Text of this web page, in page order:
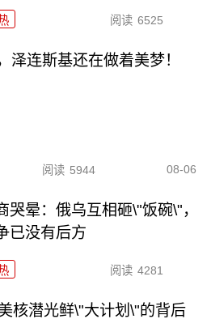
阅读 6525
泽连斯基还在做着美梦！
阅读 5944 08-06
哭晕：俄乌互相砸\"饭碗\"，
已没有后方
阅读 4281
核潜光鲜\"大计划\"的背后